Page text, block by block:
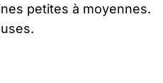
petites à moyennes.